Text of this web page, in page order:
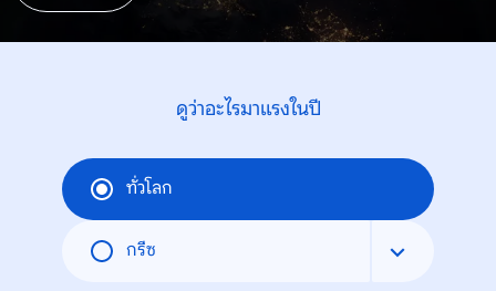
ดูว่าอะไรมาแรงในปี
ทั่วโลก
กรีซ